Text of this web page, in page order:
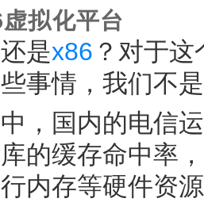
拟化平台
还是x86 ？对于
事情，我们不
，国内的电信
的缓存命中率
内存等硬件资